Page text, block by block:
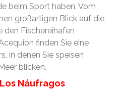
beim Sport haben. Vom
großartigen Blick auf die
den Fischereihafen
finden Sie eine
in denen Sie speisen
blicken.
Náufragos